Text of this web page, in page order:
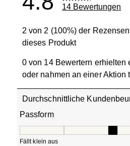
14 Bewertungen
2 von 2 (100%) der
dieses Produkt
0 von 14 Bewertern erhielten
oder nahmen an einer Aktion
Durchschnittliche
Passform
Fällt klein aus